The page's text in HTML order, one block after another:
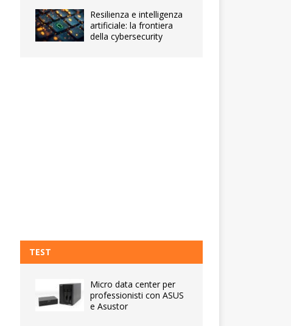
Resilienza e intelligenza
artificiale: la frontiera
della cybersecurity
TEST
Micro data center per
professionisti con ASUS
e Asustor